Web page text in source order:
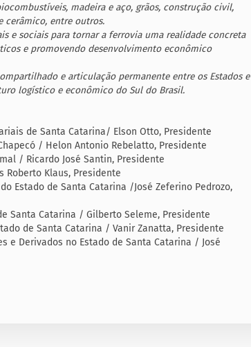
madeira e aço, grãos, construção civil,
cerâmico, entre outros.
e sociais para tornar a ferrovia uma realidade concreta
e promovendo desenvolvimento econômico
e articulação permanente entre os Estados e
logístico e econômico do Sul do Brasil.
de Santa Catarina/ Elson Otto, Presidente
/ Helon Antonio Rebelatto, Presidente
/ Ricardo José Santin, Presidente
Roberto Klaus, Presidente
Estado de Santa Catarina /José Zeferino Pedrozo,
Santa Catarina / Gilberto Seleme, Presidente
de Santa Catarina / Vanir Zanatta, Presidente
e Derivados no Estado de Santa Catarina / José